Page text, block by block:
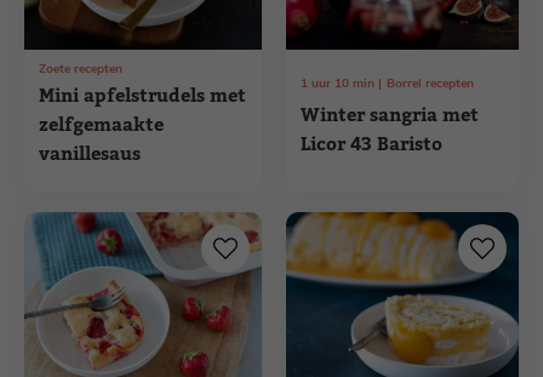
Mini apfelstrudels met
zelfgemaakte
vanillesaus
Zoete recepten
Winter sangria met
Licor 43 Baristo
1 uur 10 min Borrel recepten